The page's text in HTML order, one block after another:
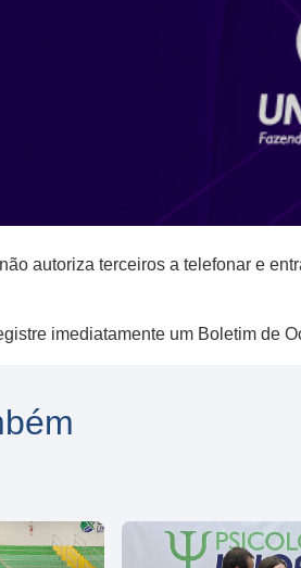
autoriza terceiros a telefonar e
imediatamente um Boletim de